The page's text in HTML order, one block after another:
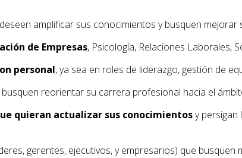
amplificar sus conocimientos y busquen
de Empresas, Psicología, Relaciones Laborales,
personal, ya sea en roles de liderazgo, gestión de
busquen reorientar su carrera profesional hacia el
quieran actualizar sus conocimientosy persigan
gerentes, ejecutivos, y empresarios) que